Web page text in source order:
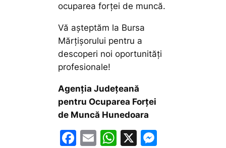
ocuparea forţei de muncă.
Vă așteptăm la Bursa
Mărțișorului pentru a
descoperi noi oportunități
profesionale!
Agenția Județeană
pentru Ocuparea Forței
de Muncă Hunedoara
F
E
W X